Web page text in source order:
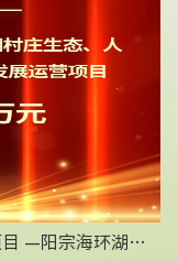
【喜报】环美股份成功中标乡村振兴项目 —阳宗海环湖村庄生态、人居环境整治提升工程和产业发展运营